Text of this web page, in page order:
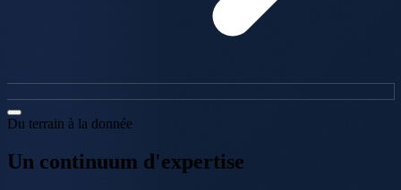
Du terrain à la donnée
Un continuum d'expertise